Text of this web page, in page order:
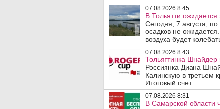
07.08.2026 8:45
В Тольятти
Сегодня, 7 августа,
осадков не
воздуха будет
07.08.2026 8:43
Тольяттинка Шнайдер
Россиянка Диана
Калинскую в третьем
Итоговый счет ..
07.08.2026 8:31
В Самарской области